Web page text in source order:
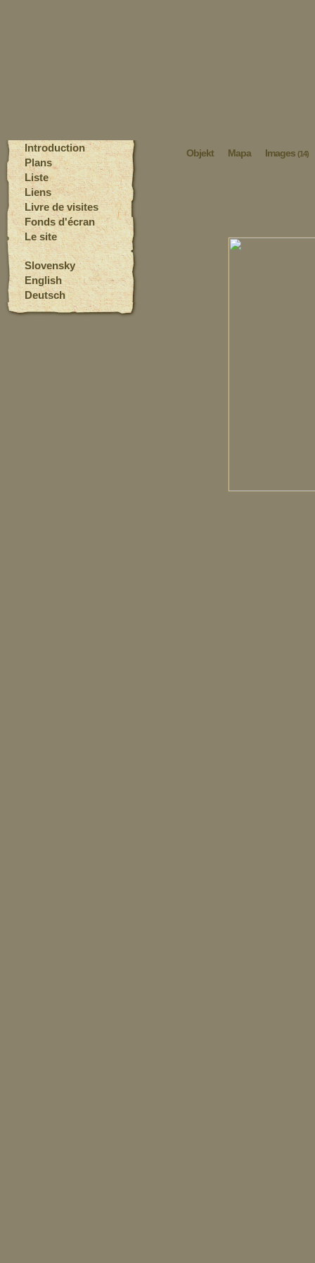
Objekt Mapa Images (14)
Introduction
Plans
Liste
Liens
Livre de visites
Fonds d'écran
Le site
Slovensky
English
Deutsch